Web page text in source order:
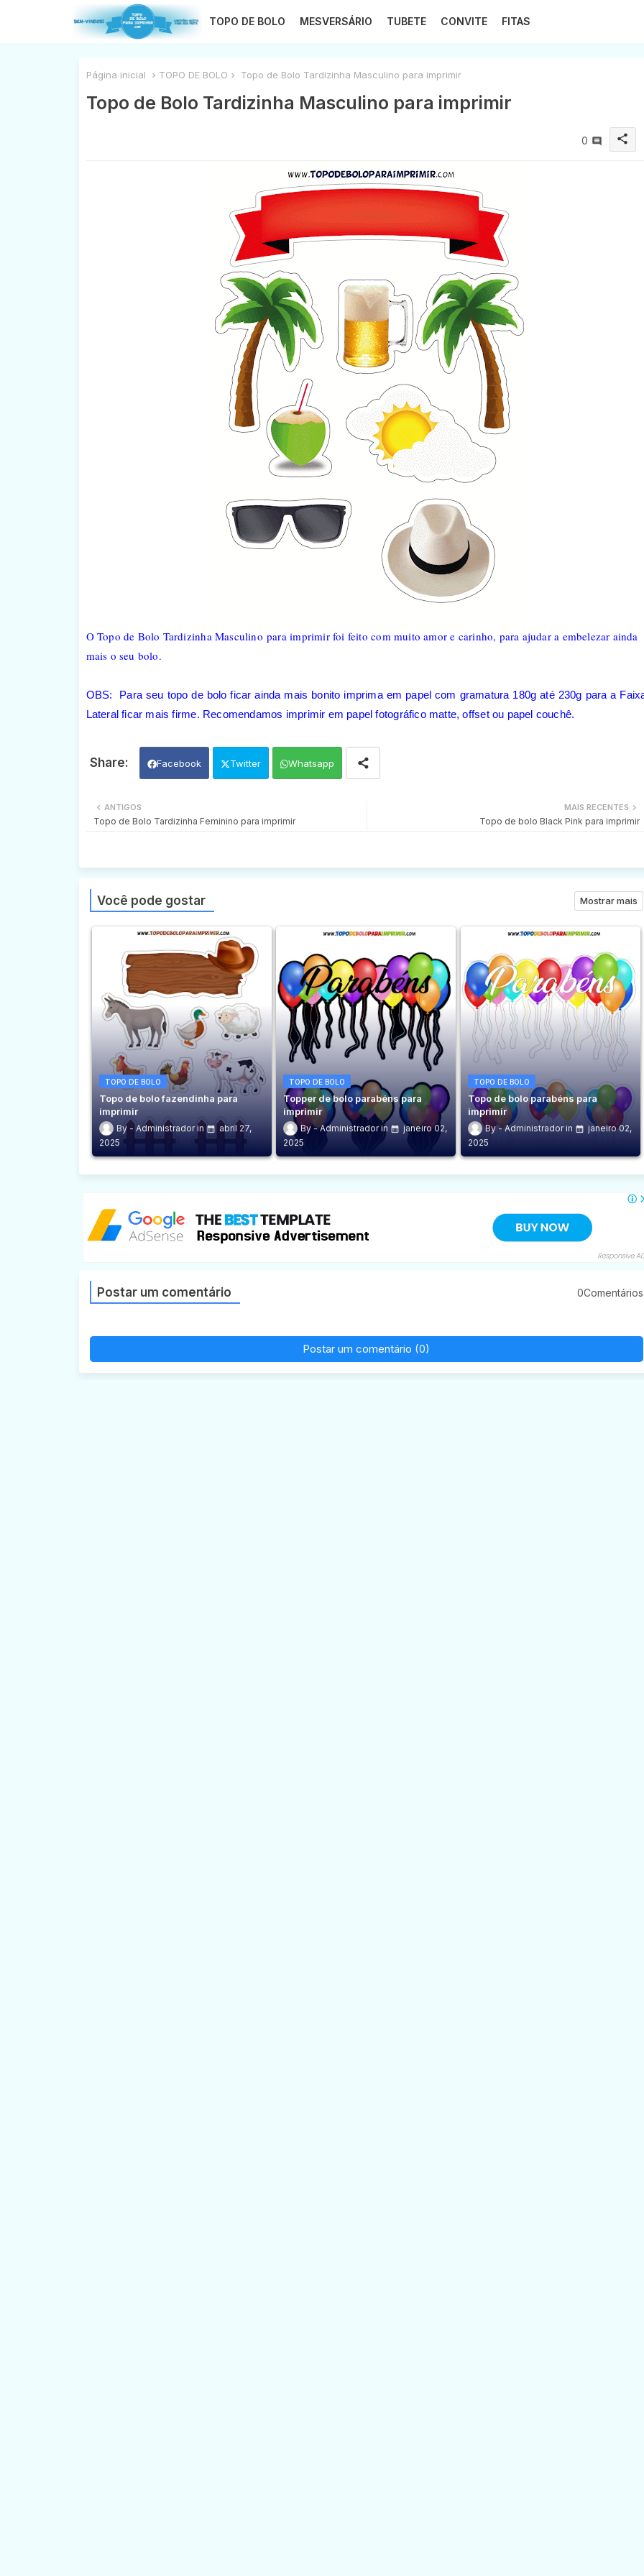
TOPO DE BOLO MESVERSÁRIO TUBETE CONVITE FITAS
Página inicial TOPO DE BOLO Topo de Bolo Tardizinha Masculino para imprimir
Topo de Bolo Tardizinha Masculino para imprimir
0 share
O Topo de Bolo Tardizinha Masculinopara imprimir foi feito com muito amor e carinho, para ajudar a embelezar ainda
mais o seu bolo.
OBS: Para seu topo de bolo ficar ainda mais bonito imprima em papel com gramatura 180g até 230g para a
Lateral ficar mais firme. Recomendamos imprimir em papel fotográfico matte, offset ou papel couchê.
Facebook Twitter Whatsapp
MAIS RECENTES
Topo de bolo Black Pink para imprimir
ANTIGOS
Topo de Bolo Tardizinha Feminino para imprimir
Você pode gostar Mostrar mais
TOPO DE BOLO
Topo de bolo fazendinha para
imprimir
Administrador
abril 27,
2025
TOPO DE BOLO
Topper de bolo parabéns para
imprimir
Administrador
janeiro 02,
2025
TOPO DE BOLO
Topo de bolo parabéns para
imprimir
Administrador
janeiro 02,
2025
Postar um comentário 0Comentários
Postar um comentário (0)